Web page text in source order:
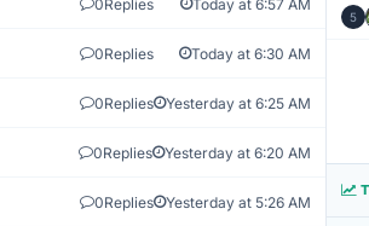
0Replies Today at 6:57 AM
0Replies Today at 6:30 AM
0Replies Yesterday at 6:25 AM
0Replies Yesterday at 6:20 AM
0Replies Yesterday at 5:26 AM
5